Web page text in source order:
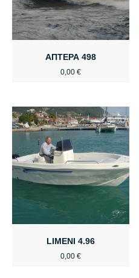
ΑΠΤΕΡΑ 498
0,00 €
LIMENI 4.96
0,00 €